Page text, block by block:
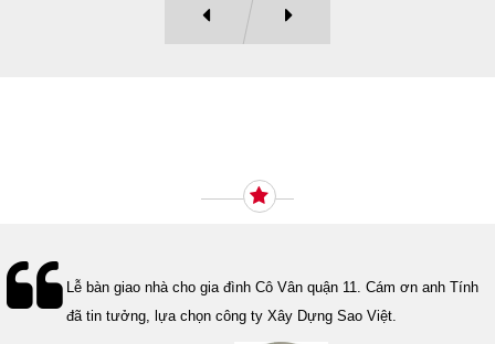
Lễ bàn giao nhà cho gia đình Cô Vân quận 11. Cám ơn anh Tính
đã tin tưởng, lựa chọn công ty Xây Dựng Sao Việt.